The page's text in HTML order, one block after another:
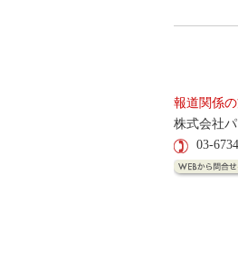
報道関係
株式会社
03-